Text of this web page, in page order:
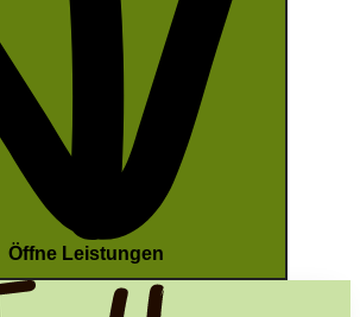
Öffne Leistungen